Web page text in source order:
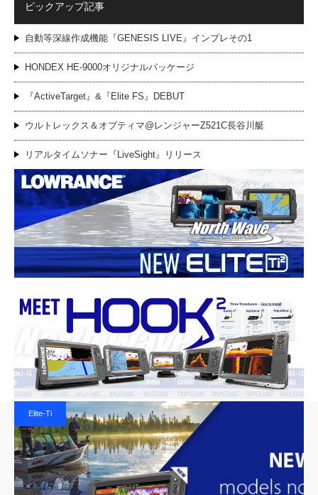
ピックアップ記事
自動等深線作成機能『GENESIS LIVE』インプレその1
HONDEX HE-9000オリジナルパッケージ
『ActiveTarget』&『Elite FS』DEBUT
ウルトレックス＆オプティマ@レンジャーZ521C長谷川艇
リアルタイムソナー『LiveSight』リリース
Elite-Ti